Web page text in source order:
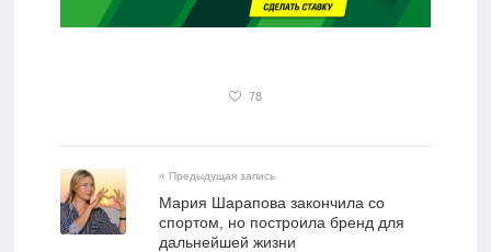
78
« Предыдущая запись
Мария Шарапова закончила со
спортом, но построила бренд для
дальнейшей жизни